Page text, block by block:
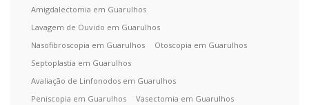
Amigdalectomia em Guarulhos
Lavagem de Ouvido em Guarulhos
Nasofibroscopia em Guarulhos
Otoscopia em Guarulhos
Septoplastia em Guarulhos
Avaliação de Linfonodos em Guarulhos
Peniscopia em Guarulhos
Vasectomia em Guarulhos